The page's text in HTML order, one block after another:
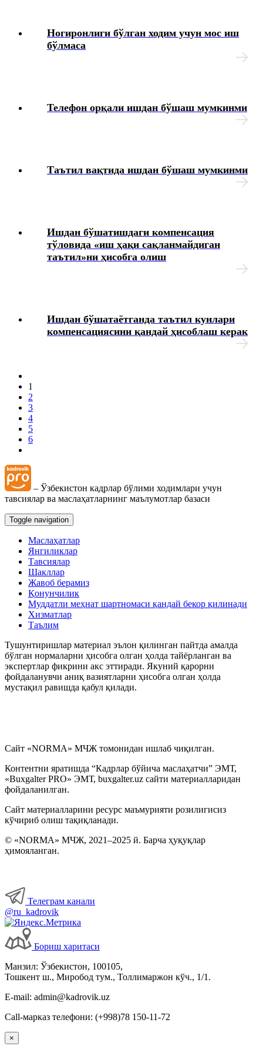
Ногиронлиги бўлган ходим учун мос иш
бўлмаса
Телефон орқали ишдан бўшаш мумкинми
Таътил вақтида ишдан бўшаш мумкинми
Ишдан бўшатишдаги компенсация
тўловида «иш ҳақи сақланмайдиган
таътил»ни ҳисобга олиш
Ишдан бўшатаётганда таътил кунлари
компенсациясини қандай ҳисоблаш керак
1
2
3
4
5
6
– Ўзбекистон кадрлар бўлими ходимлари учун
тавсиялар ва маслаҳатларнинг маълумотлар базаси
Toggle navigation
Маслаҳатлар
Янгиликлар
Тавсиялар
Шакллар
Жавоб берамиз
Қонунчилик
Муддатли меҳнат шартномаси қандай бекор қилинади
Хизматлар
Таълим
Тушунтиришлар материал эълон қилинган пайтда амалда
бўлган нормаларни ҳисобга олган ҳолда тайёрланган ва
экспертлар фикрини акс эттиради. Якуний қарорни
фойдаланувчи аниқ вазиятларни ҳисобга олган ҳолда
мустақил равишда қабул қилади.
Сайт «NORMA» МЧЖ томонидан ишлаб чиқилган.
Контентни яратишда “Кадрлар бўйича маслаҳатчи” ЭМТ,
«Buxgalter PRO» ЭМТ, buxgalter.uz сайти материалларидан
фойдаланилган.
Сайт материалларини ресурс маъмурияти розилигисиз
кўчириб олиш тақиқланади.
© «NORMA» МЧЖ, 2021–2025 й. Барча ҳуқуқлар
ҳимояланган.
Телеграм канали
@ru_kadrovik
Бориш харитаси
Манзил: Ўзбекистон, 100105,
Тошкент ш., Миробод тум., Толлимаржон кўч., 1/1.
E-mail: admin@kadrovik.uz
Call-марказ телефони: (+998)78 150-11-72
×